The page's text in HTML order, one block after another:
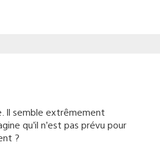
Il semble extrêmement
qu’il n’est pas prévu pour
?